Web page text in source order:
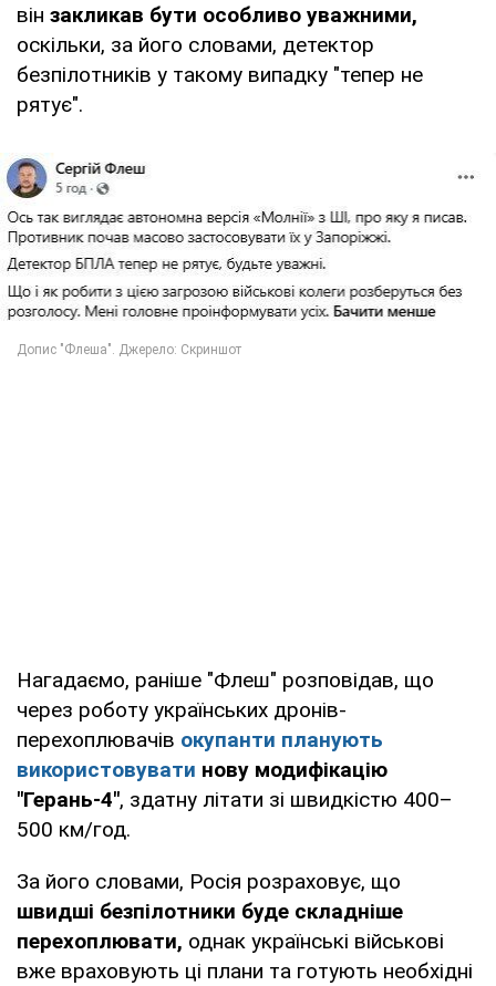
він закликав бути особливо уважними,
оскільки, за його словами, детектор
безпілотників у такому випадку "тепер не
рятує".
Нагадаємо, раніше "Флеш" розповідав, що
через роботу українських дронів-
перехоплювачів окупанти планують
використовувати нову модифікацію
"Герань-4", здатну літати зі швидкістю 400–
500 км/год.
За його словами, Росія розраховує, що
швидші безпілотники буде складніше
перехоплювати, однак українські військові
вже враховують ці плани та готують необхідні